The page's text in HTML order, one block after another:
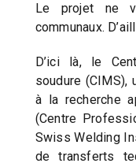
Le projet ne
communaux.
D’ici là, le
soudure (CIMS),
à la recherche
(Centre
Swiss Welding
de transferts